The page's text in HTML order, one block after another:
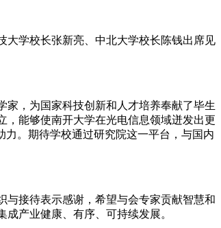
大学校长张新亮、中北大学校长陈钱出席见
家，为国家科技创新和人才培养奉献了毕生
，能够使南开大学在光电信息领域迸发出更
。期待学校通过研究院这一平台，与国内
与接待表示感谢，希望与会专家贡献智慧和
产业健康、有序、可持续发展。